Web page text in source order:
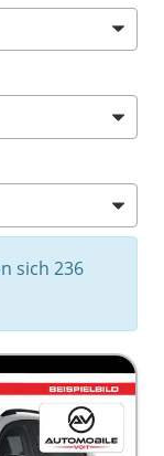
sich 236